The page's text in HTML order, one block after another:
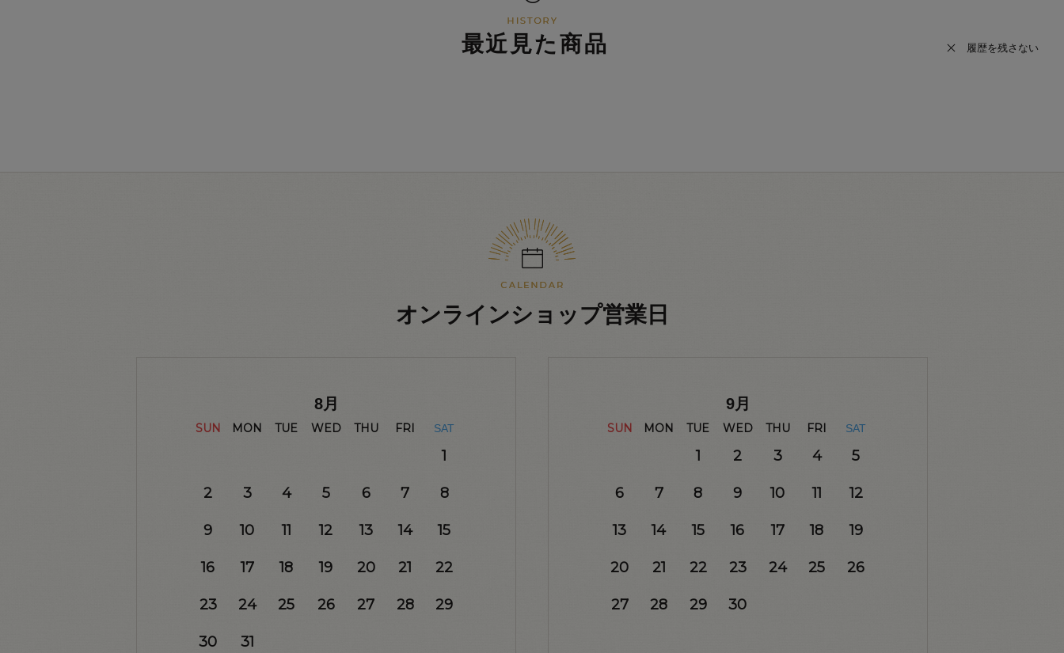
最近見た商品 履歴を残さない
オンラインショップ営業日
8月
SUN MON TUE WED THU FRI SAT
1
2 3 4 5 6 7 8
9 10 11 12 13 14 15
16 17 18 19 20 21 22
23 24 25 26 27 28 29
30 31
9月
SUN MON TUE WED THU FRI SAT
1 2 3 4 5
6 7 8 9 10 11 12
13 14 15 16 17 18 19
20 21 22 23 24 25 26
27 28 29 30